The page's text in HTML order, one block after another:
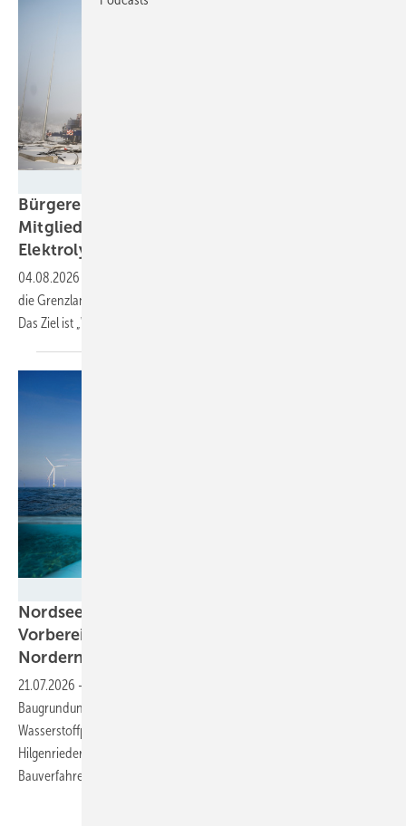
Bürgerenergiegenossenschaft sammelt von
Mitgliedern über 12 Millionen Euro für
Elektrolyse
04.08.2026
die Grenzland Bürgerenergie eG im Norden von Schleswig-Holstein.
Das Ziel ist „Wirtschaftswachstum aus der Region, für die
Nordsee-Wasserstoffpipeline AquaDuctus:
Vorbereitungen für Bau beginnen bei
Norderney
21.07.2026 -
Baugrunduntersuchungen für die geplante Offshore-
Wasserstoffpipeline in der Nordsee. Die Arbeiten vor Norderney und
Hilgenriedersiel starten und liefern Daten für Trassenführung und
Bauverfahren.